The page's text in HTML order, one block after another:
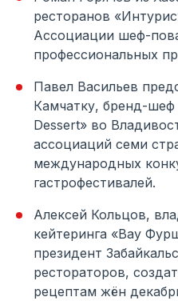
ресторанов
Ассоциации шеф-
профессиональных
Павел Васильев
Камчатку, бренд-шеф
Dessert» во
ассоциаций семи
международных
гастрофестивалей.
Алексей Кольцов,
кейтеринга «Вау
президент
рестораторов,
рецептам жён